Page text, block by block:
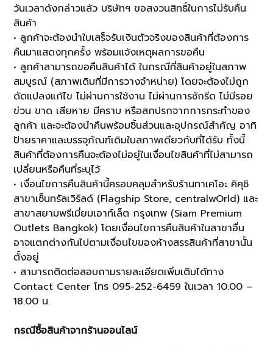
วันเวลาดังกล่าวแล้ว บริษัทฯ ขอสงวนสิทธิ์ในการไม่รับคืน
สินค้า
• ลูกค้าจะต้องนำใบเสร็จรับเงินตัวจริงของสินค้าที่ต้องการ
คืนมาแสดงทุกครั้ง พร้อมแจ้งเหตุผลการขอคืน
• ลูกค้าสามารถขอคืนสินค้าได้ ในกรณีที่สินค้าอยู่ในสภาพ
สมบูรณ์ (สภาพเดิมที่มีการวางจำหน่าย) โดยจะต้องไม่ถูก
ดัดแปลงแก้ไข ไม่ผ่านการใช้งาน ไม่ผ่านการซักรีด ไม่มีรอย
ข่วน ขาด เสียหาย มีคราบ หรือสกปรกจากการกระทำของ
ลูกค้า และจะต้องนำคืนพร้อมชิ้นส่วนและอุปกรณ์สำคัญ อาทิ
ป้ายราคาและบรรจุภัณฑ์เดิมในสภาพเดียวกับที่ได้รับ ทั้งนี้
สินค้าที่ต้องการคืนจะต้องไม่อยู่ในเงื่อนไขสินค้าที่ไม่สามารถ
เปลี่ยนหรือคืนที่ระบุไว้
• เงื่อนไขการคืนสินค้านี้ครอบคลุมสำหรับร้านทาเคโอะ คิคุชิ
สาขาเซ็นทรัลเวิร์ลด์ (Flagship Store, centralwOrld) และ
สาขาสยามพรีเมี่ยมเอาท์เล็ต กรุงเทพ (Siam Premium
Outlets Bangkok) โดยเงื่อนไขการคืนสินค้าในสาขาอื่น
อาจแตกต่างกันไปตามเงื่อนไขของห้างสรรสินค้าที่สาขานั้น
ตั้งอยู่
• สามารถติดต่อสอบถามรายละเอียดเพิ่มเติมได้ทาง
Contact Center โทร 095-252-6459 ในเวลา 10.00 –
18.00 น.
กรณีซื้อสินค้าจากร้านออนไลน์